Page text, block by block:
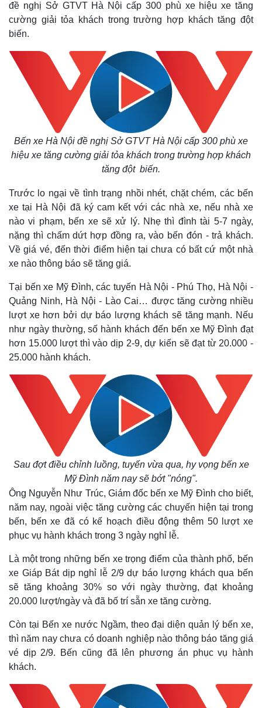
Quan sát
Cuộc sống đó đây
Hồ sơ
Video
E-Magazine
Infographic
đề nghị Sở GTVT Hà Nội cấp 300 phù xe hiệu xe tăng
cường giải tỏa khách trong trường hợp khách tăng đột
biến.
Bến xe Hà Nội đề nghị Sở GTVT Hà Nội cấp 300 phù xe
hiệu xe tăng cường giải tỏa khách trong trường hợp khách
tăng đột biến.
Trước lo ngại về tình trạng nhồi nhét, chặt chém, các bến
xe tại Hà Nội đã ký cam kết với các nhà xe, nếu nhà xe
nào vi phạm, bến xe sẽ xử lý. Nhẹ thì đình tài 5-7 ngày,
nặng thì chấm dứt hợp đồng ra, vào bến đón - trả khách.
Về giá vé, đến thời điểm hiện tại chưa có bất cứ một nhà
xe nào thông báo sẽ tăng giá.
Tại bến xe Mỹ Đình, các tuyến Hà Nội - Phú Thọ, Hà Nội -
Quảng Ninh, Hà Nội - Lào Cai… được tăng cường nhiều
lượt xe hơn bởi dự báo lượng khách sẽ tăng mạnh. Nếu
như ngày thường, số hành khách đến bến xe Mỹ Đình đạt
hơn 15.000 lượt thì vào dịp 2-9, dự kiến sẽ đạt từ 20.000 -
25.000 hành khách.
Sau đợt điều chỉnh luồng, tuyến vừa qua, hy vọng bến xe
Mỹ Đình năm nay sẽ bớt "nóng".
Ông Nguyễn Như Trúc, Giám đốc bến xe Mỹ Đình cho biết,
năm nay, ngoài việc tăng cường các chuyến hiện tại trong
bến, bến xe đã có kế hoạch điều động thêm 50 lượt xe
phục vụ hành khách trong 3 ngày nghỉ lễ.
Là một trong những bến xe trọng điểm của thành phố, bến
xe Giáp Bát dịp nghỉ lễ 2/9 dự báo lượng khách qua bến
sẽ tăng khoảng 30% so với ngày thường, đạt khoảng
20.000 lượt/ngày và đã bố trí sẵn xe tăng cường.
Còn tại Bến xe nước Ngầm, theo đại diện quản lý bến xe,
thì năm nay chưa có doanh nghiệp nào thông báo tăng giá
vé dịp 2/9. Bến cũng đã lên phương án phục vụ hành
khách.